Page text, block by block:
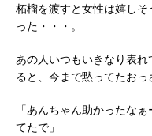
柘榴を渡すと女性は嬉し
った・・・。
あの人いつもいきなり表
ると、今まで黙ってたおっ
「あんちゃん助かったな
てたで」